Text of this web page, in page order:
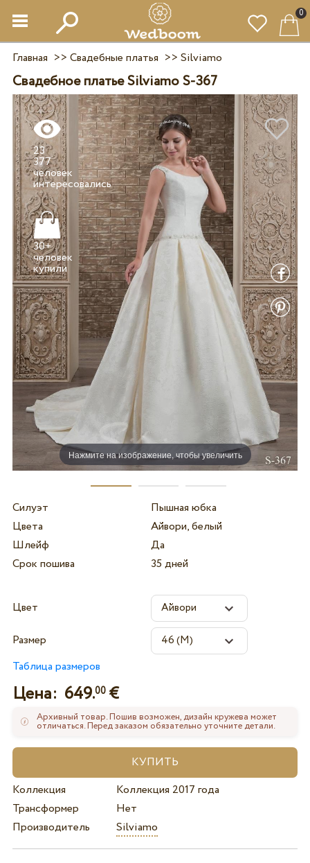
0
Главная >> Свадебные платья >> Silviamo
Свадебное платье Silviamo S-367
Нажмите на изображение, чтобы увеличить
23
377
человек
интересовались
30+
человек
Силуэт
Пышная юбка
Цвета
Айвори, белый
Шлейф
Да
Срок пошива
35 дней
Цвет
Размер
Таблица размеров
Цена: 649.00€
Архивный товар. Пошив возможен, дизайн кружева может
отличаться. Перед заказом обязательно уточните детали.
Коллекция
Коллекция 2017 года
Трансформер
Нет
Производитель
Silviamo